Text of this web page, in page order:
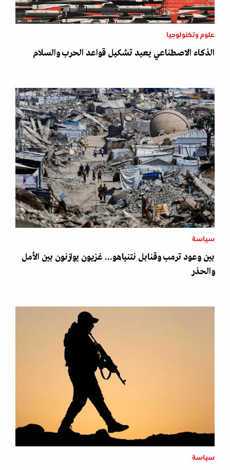
علوم وتكنولوجيا
الذكاء الاصطناعي يعيد تشكيل قواعد الحرب والسلام
سياسة
بين وعود ترمب وقنابل نتنياهو... غزيون يوازنون بين الأمل
والحذر
سياسة